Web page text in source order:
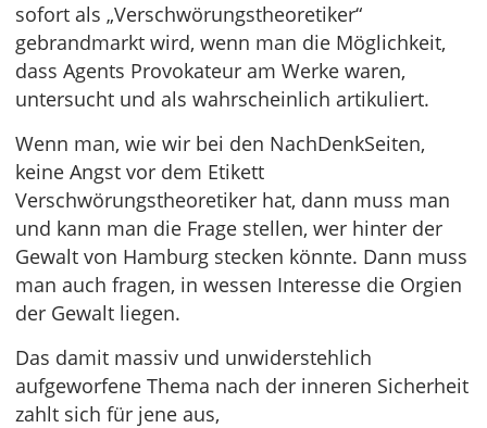
sofort als „Verschwörungstheoretiker“
gebrandmarkt wird, wenn man die Möglichkeit,
dass Agents Provokateur am Werke waren,
untersucht und als wahrscheinlich artikuliert.
Wenn man, wie wir bei den NachDenkSeiten,
keine Angst vor dem Etikett
Verschwörungstheoretiker hat, dann muss man
und kann man die Frage stellen, wer hinter der
Gewalt von Hamburg stecken könnte. Dann muss
man auch fragen, in wessen Interesse die Orgien
der Gewalt liegen.
Das damit massiv und unwiderstehlich
aufgeworfene Thema nach der inneren Sicherheit
zahlt sich für jene aus,